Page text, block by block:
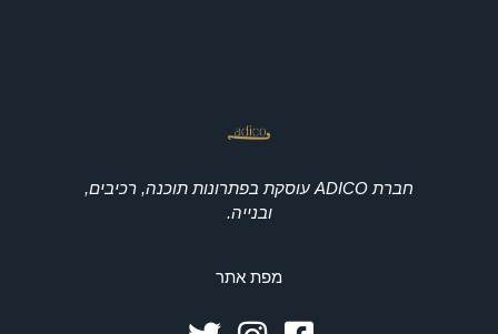
חברת ADICO עוסקת בפתרונות תוכנה, רכיבים,
ובנייה.
מפת אתר